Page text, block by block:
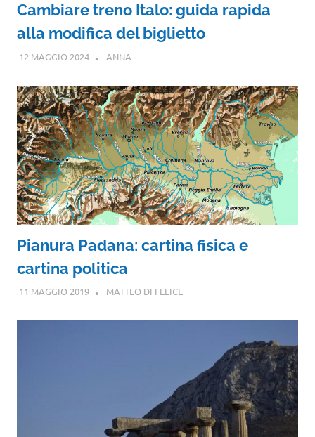
Cambiare treno Italo: guida rapida
alla modifica del biglietto
12 MAGGIO 2024 ANNA
Pianura Padana: cartina fisica e
cartina politica
11 MAGGIO 2019 MATTEO DI FELICE